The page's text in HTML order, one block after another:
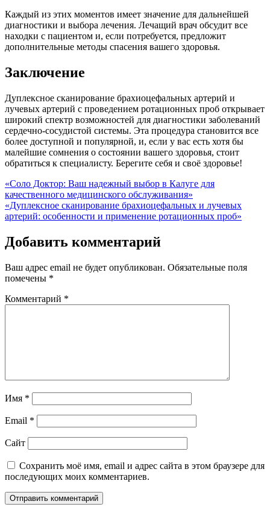
Каждый из этих моментов имеет значение для дальнейшей
диагностики и выбора лечения. Лечащий врач обсудит все
находки с пациентом и, если потребуется, предложит
дополнительные методы спасения вашего здоровья.
Заключение
Дуплексное сканирование брахиоцефальных артерий и
лучевых артерий с проведением ротационных проб открывает
широкий спектр возможностей для диагностики заболеваний
сердечно-сосудистой системы. Эта процедура становится все
более доступной и популярной, и, если у вас есть хотя бы
малейшие сомнения о состоянии вашего здоровья, стоит
обратиться к специалисту. Берегите себя и своё здоровье!
Навигация
по
записям
«Соло Доктор: Ваш надежный выбор в Калуге для
качественного медицинского обслуживания»
«Дуплексное сканирование брахиоцефальных и лучевых
артерий: особенности и применение ротационных проб»
Добавить комментарий
Ваш адрес email не будет опубликован. Обязательные поля
помечены *
Комментарий *
Имя *
Email *
Сайт
Сохранить моё имя, email и адрес сайта в этом браузере для
последующих моих комментариев.